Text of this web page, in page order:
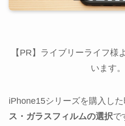
【PR】ライブリーライフ様
います。
iPhone15シリーズを購入し
ス・ガラスフィルムの選択で